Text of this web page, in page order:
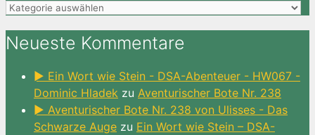
Neueste Kommentare
► Ein Wort wie Stein - DSA-Abenteuer - HW067 -
Dominic Hladek zu Aventurischer Bote Nr. 238
► Aventurischer Bote Nr. 238 von Ulisses - Das
Schwarze Auge zu Ein Wort wie Stein – DSA-